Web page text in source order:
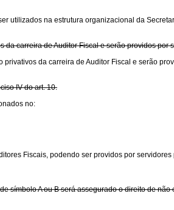
utilizados na estrutura organizacional da
carreira de Auditor Fiscal e serão providos
da carreira de Auditor Fiscal e serão
IV do art. 10.
no:
Fiscais, podendo ser providos por
símbolo A ou B será assegurado o direito de